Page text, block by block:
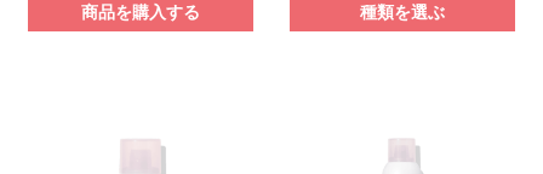
商品を購入する 種類を選ぶ